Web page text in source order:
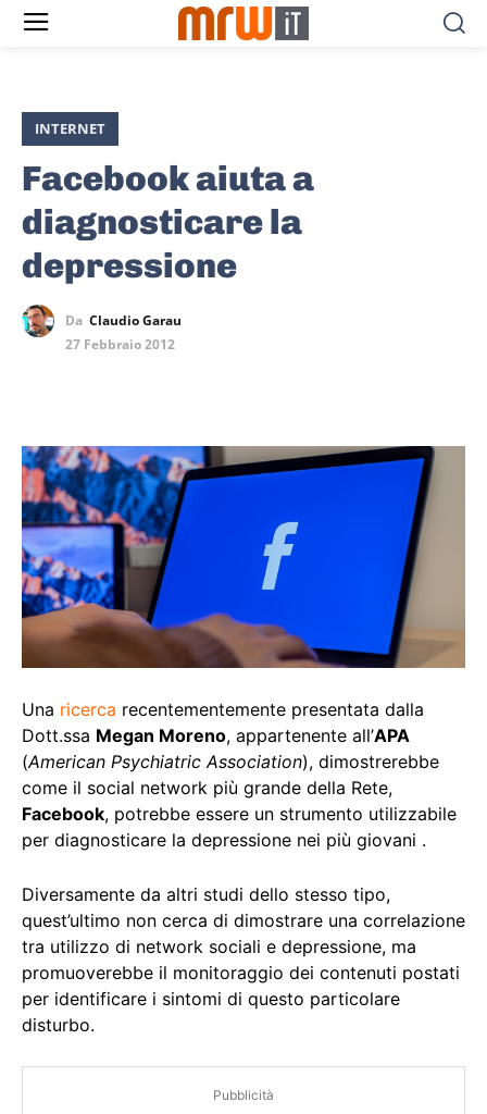
INTERNET
Facebook aiuta a
diagnosticare la
depressione
Da Claudio Garau
27 Febbraio 2012
Una ricerca recentementemente presentata dalla
Dott.ssa Megan Moreno, appartenente all’APA
(American Psychiatric Association), dimostrerebbe
come il social network più grande della Rete,
Facebook, potrebbe essere un strumento utilizzabile
per diagnosticare la depressione nei più giovani .
Diversamente da altri studi dello stesso tipo,
quest’ultimo non cerca di dimostrare una correlazione
tra utilizzo di network sociali e depressione, ma
promuoverebbe il monitoraggio dei contenuti postati
per identificare i sintomi di questo particolare
disturbo.
Pubblicità